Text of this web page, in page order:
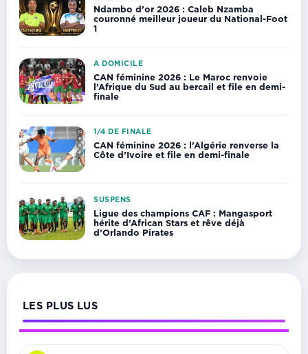
Ndambo d’or 2026 : Caleb Nzamba
couronné meilleur joueur du National-Foot
1
A DOMICILE
CAN féminine 2026 : Le Maroc renvoie
l’Afrique du Sud au bercail et file en demi-
finale
1/4 DE FINALE
CAN féminine 2026 : l’Algérie renverse la
Côte d’Ivoire et file en demi-finale
SUSPENS
Ligue des champions CAF : Mangasport
hérite d’African Stars et rêve déjà
d’Orlando Pirates
LES PLUS LUS